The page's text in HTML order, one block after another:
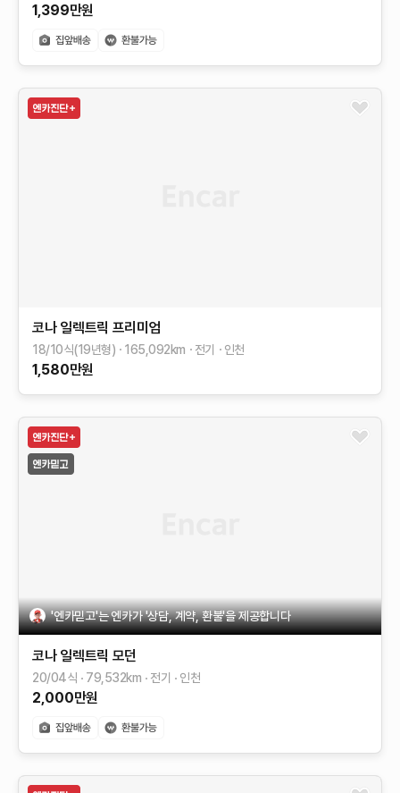
1,399만원
코나 일렉트릭 프리미엄
18/10식(19년형) 165,092km 전기 인천
1,580만원
'엔카믿고'는 엔카가 '상담, 계약, 환불'을 제공합니다
코나 일렉트릭 모던
20/04식 79,532km 전기 인천
2,000만원